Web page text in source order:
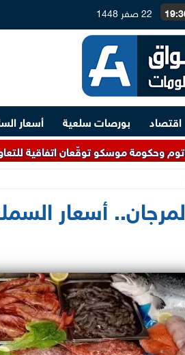
22 صفر 1448
اقتصاد بورصات سلعية أسعار
توقّعان اتفاقية للتعاون في مجال
أسعار